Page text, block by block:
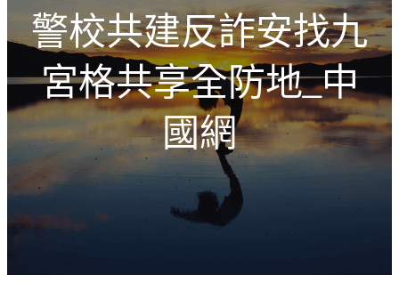
警校共建反詐安找九
宮格共享全防地_中
國網